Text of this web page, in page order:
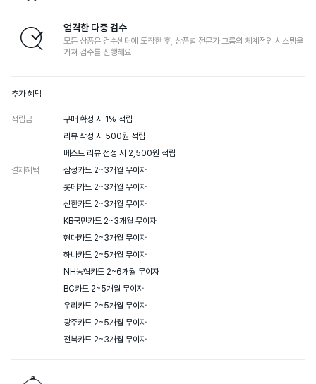
엄격한 다중 검수
모든 상품은 검수센터에 도착한 후, 상품별 전문가 그룹의 체계적인 시스템을
거쳐 검수를 진행해요
추가 혜택
적립금
구매 확정 시 1% 적립
리뷰 작성 시 500원 적립
베스트 리뷰 선정 시 2,500원 적립
결제혜택
삼성카드 2~3개월 무이자
롯데카드 2~3개월 무이자
신한카드 2~3개월 무이자
KB국민카드 2~3개월 무이자
현대카드 2~3개월 무이자
하나카드 2~5개월 무이자
NH농협카드 2~6개월 무이자
BC카드 2~5개월 무이자
우리카드 2~5개월 무이자
광주카드 2~5개월 무이자
전북카드 2~3개월 무이자